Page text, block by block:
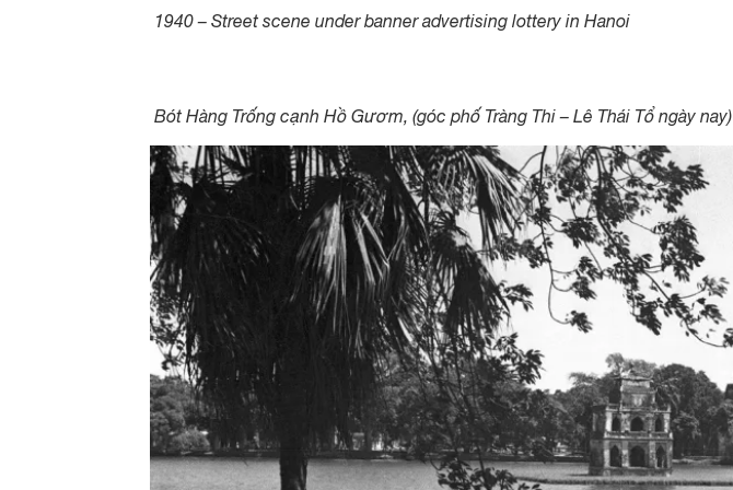
1940 – Street scene under banner advertising lottery in Hanoi
Bót Hàng Trống cạnh Hồ Gươm, (góc phố Tràng Thi – Lê Thái Tổ ngày nay)